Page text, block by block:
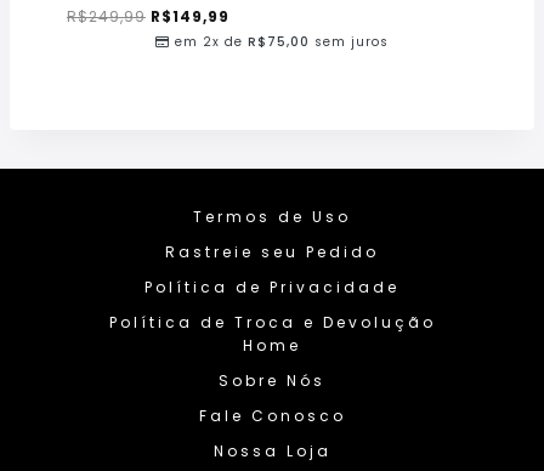
R$249,99 R$149,99
em 2x de R$ 75,00 sem juros
Termos de Uso
Rastreie seu Pedido
Política de Privacidade
Política de Troca e Devolução
Home
Sobre Nós
Fale Conosco
Nossa Loja